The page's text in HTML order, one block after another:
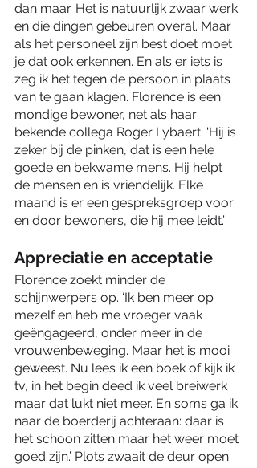
dan maar. Het is natuurlijk zwaar werk
en die dingen gebeuren overal. Maar
als het personeel zijn best doet moet
je dat ook erkennen. En als er iets is
zeg ik het tegen de persoon in plaats
van te gaan klagen. Florence is een
mondige bewoner, net als haar
bekende collega Roger Lybaert: ‘Hij is
zeker bij de pinken, dat is een hele
goede en bekwame mens. Hij helpt
de mensen en is vriendelijk. Elke
maand is er een gespreksgroep voor
en door bewoners, die hij mee leidt.’
Appreciatie en acceptatie
Florence zoekt minder de
schijnwerpers op. ‘Ik ben meer op
mezelf en heb me vroeger vaak
geëngageerd, onder meer in de
vrouwenbeweging. Maar het is mooi
geweest. Nu lees ik een boek of kijk ik
tv, in het begin deed ik veel breiwerk
maar dat lukt niet meer. En soms ga ik
naar de boerderij achteraan: daar is
het schoon zitten maar het weer moet
goed zijn.’ Plots zwaait de deur open